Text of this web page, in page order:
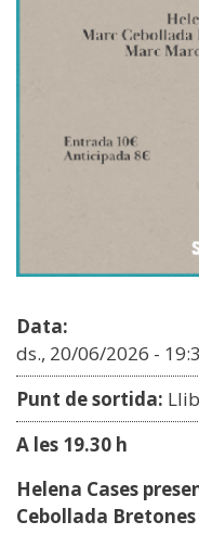
Data:
ds., 20/06/2026 -
Punt de sortida:
A les 19.30 h
Helena Cases
Cebollada